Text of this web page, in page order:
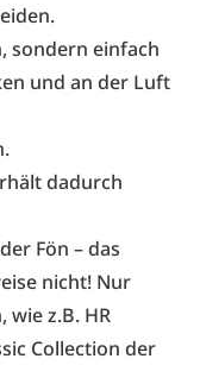
sondern einfach
und an der Luft
dadurch
Fön – das
nicht! Nur
z.B. HR
Collection der